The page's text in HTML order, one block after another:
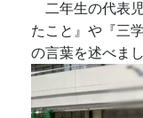
二年生の代表
たこと』や『三
の言葉を述べまし